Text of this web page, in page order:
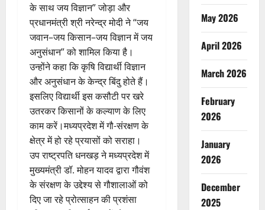
के साथ जय विज्ञान” जोड़ा और
प्रधानमंत्री श्री नरेन्द्र मोदी ने “जय
जवान–जय किसान–जय विज्ञान में जय
अनुसंधान” को शामिल किया है।
उन्होंने कहा कि कृषि विद्यार्थी विज्ञान
और अनुसंधान के केन्द्र बिंदु होते हैं।
इसलिए विद्यार्थी इस कसौटी पर खरे
उतरकर किसानों के कल्याण के लिए
काम करें।मध्यप्रदेश में गौ-संरक्षण के
क्षेत्र में हो रहे प्रयासों को सराहा।
उप राष्ट्रपति धनखड़ ने मध्यप्रदेश में
मुख्यमंत्री डॉ. मोहन यादव द्वारा गौवंश
के संरक्षण के उद्देश्य से गौशालाओं को
दिए जा रहे प्रोत्साहन की प्रशंसा
May 2026
April 2026
March 2026
February
2026
January
2026
December
2025